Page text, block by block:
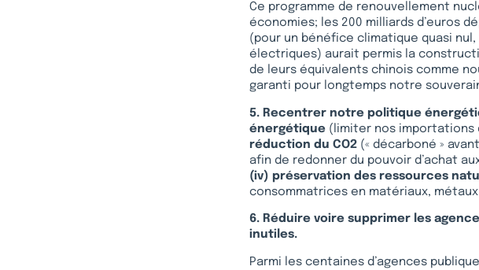
Ce programme de renouvellement
économies; les 200 milliards d’euros
(pour un bénéfice climatique quasi
électriques) aurait permis la
de leurs équivalents chinois comme
garanti pour longtemps notre
5. Recentrer notre politique
énergétique (limiter nos importations
réduction du CO2 (« décarboné »
afin de redonner du pouvoir d’achat
(iv) préservation des ressources
consommatrices en matériaux,
6. Réduire voire supprimer les
inutiles.
Parmi les centaines d’agences